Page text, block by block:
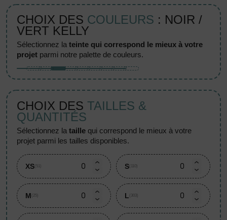
CHOIX DES COULEURS : NOIR /
VERT KELLY
sélectionnez lateinte qui correspond le mieux à votre
projet parmi notre palette de couleurs.
CHOIX DES TAILLES &
QUANTITÉS
sélectionnez lataille qui correspond le mieux à votre
projet parmi les tailles disponibles.
XS (51) S (110)
M (25) L (303)